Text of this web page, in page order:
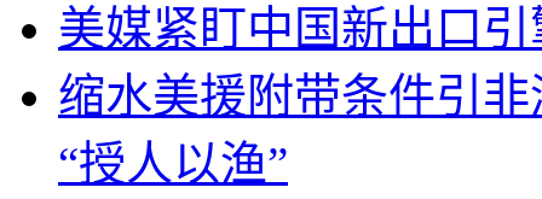
美媒紧盯中国新出口
缩水美援附带条件引
“授人以渔”